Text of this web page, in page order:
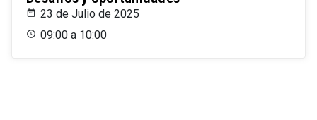
23 de Julio de 2025
09:00 a 10:00